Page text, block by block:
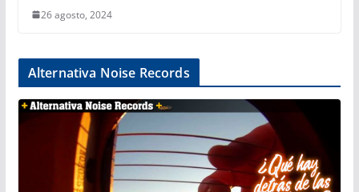
26 agosto, 2024
Alternativa Noise Records